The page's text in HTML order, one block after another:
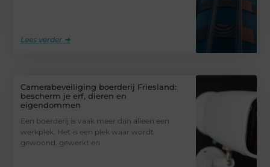
Lees verder ➜
Camerabeveiliging boerderij Friesland:
bescherm je erf, dieren en
eigendommen
Een boerderij is vaak meer dan alleen een
werkplek. Het is een plek waar wordt
gewoond, gewerkt en